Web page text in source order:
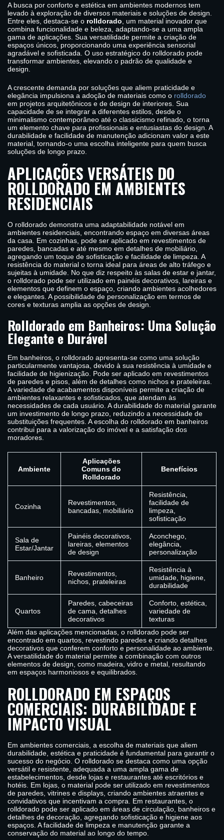
A busca por conforto e estética em ambientes modernos tem
levado à exploração de diversos materiais e soluções de design.
Entre eles, destaca-se o rolldorado , um material inovador que
combina funcionalidade e beleza, adaptando-se a uma ampla
gama de aplicações. Sua versatilidade permite a criação de
espaços únicos, proporcionando uma experiência sensorial
agradável e sofisticada. O uso estratégico do rolldorado pode
transformar ambientes, elevando o padrão de qualidade e
design.
A crescente demanda por soluções que aliem praticidade e
elegância impulsiona a adoção de materiais como o rolldorado
em projetos arquitetônicos e de design de interiores. Sua
capacidade de se integrar a diferentes estilos, desde o
minimalismo contemporâneo até o classicismo refinado, o torna
um elemento chave para profissionais e entusiastas do design. A
durabilidade e facilidade de manutenção adicionam valor a este
material, tornando-o uma escolha inteligente para quem busca
soluções de longo prazo.
APLICAÇÕES VERSÁTEIS DO
ROLLDORADO EM AMBIENTES
RESIDENCIAIS
O rolldorado demonstra uma adaptabilidade notável em
ambientes residenciais, encontrando espaço em diversas áreas
da casa. Em cozinhas, pode ser aplicado em revestimentos de
paredes, bancadas e até mesmo em detalhes de mobiliário,
agregando um toque de sofisticação e facilidade de limpeza. A
resistência do material o torna ideal para áreas de alto tráfego e
sujeitas à umidade. No que diz respeito às salas de estar e jantar,
o rolldorado pode ser utilizado em painéis decorativos, lareiras e
elementos que definem o espaço, criando ambientes acolhedores
e elegantes. A possibilidade de personalização em termos de
cores e texturas amplia as opções de design.
Rolldorado em Banheiros: Uma Solução
Elegante e Durável
Em banheiros, o rolldorado apresenta-se como uma solução
particularmente vantajosa, devido à sua resistência à umidade e
facilidade de higienização. Pode ser aplicado em revestimentos
de paredes e pisos, além de detalhes como nichos e prateleiras.
A variedade de acabamentos disponíveis permite a criação de
ambientes relaxantes e sofisticados, que atendam às
necessidades de cada usuário. A durabilidade do material garante
um investimento de longo prazo, reduzindo a necessidade de
substituições frequentes. A escolha do rolldorado em banheiros
contribui para a valorização do imóvel e a satisfação dos
moradores.
Ambiente
Aplicações
Comuns do
Rolldorado
Benefícios
Cozinha
Revestimentos,
bancadas, mobiliário
Resistência,
facilidade de
limpeza,
sofisticação
Sala de
Estar/Jantar
Painéis decorativos,
lareiras, elementos
de design
Aconchego,
elegância,
personalização
Banheiro
Revestimentos,
nichos, prateleiras
Resistência à
umidade, higiene,
durabilidade
Quartos
Paredes, cabeceiras
de cama, detalhes
decorativos
Conforto, estética,
variedade de
texturas
Além das aplicações mencionadas, o rolldorado pode ser
encontrado em quartos, revestindo paredes e criando detalhes
decorativos que conferem conforto e personalidade ao ambiente.
A versatilidade do material permite a combinação com outros
elementos de design, como madeira, vidro e metal, resultando
em espaços harmoniosos e equilibrados.
ROLLDORADO EM ESPAÇOS
COMERCIAIS: DURABILIDADE E
IMPACTO VISUAL
Em ambientes comerciais, a escolha de materiais que aliem
durabilidade, estética e praticidade é fundamental para garantir o
sucesso do negócio. O rolldorado se destaca como uma opção
versátil e resistente, adequada a uma ampla gama de
estabelecimentos, desde lojas e restaurantes até escritórios e
hotéis. Em lojas, o material pode ser utilizado em revestimentos
de paredes, vitrines e displays, criando ambientes atraentes e
convidativos que incentivam a compra. Em restaurantes, o
rolldorado pode ser aplicado em áreas de circulação, banheiros e
detalhes de decoração, agregando sofisticação e higiene aos
espaços. A facilidade de limpeza e manutenção garante a
conservação do material ao longo do tempo.